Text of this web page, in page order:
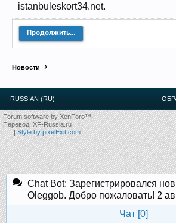
istanbuleskort34.net.
Продолжить...
Новости
RUSSIAN (RU)
Forum software by XenForo™
Перевод:XF-Russia.ru
|Style by pixelExit.com
Chat Bot: Зарегистрировался
Oleggob. Добро пожаловать! 2
Чат [0]